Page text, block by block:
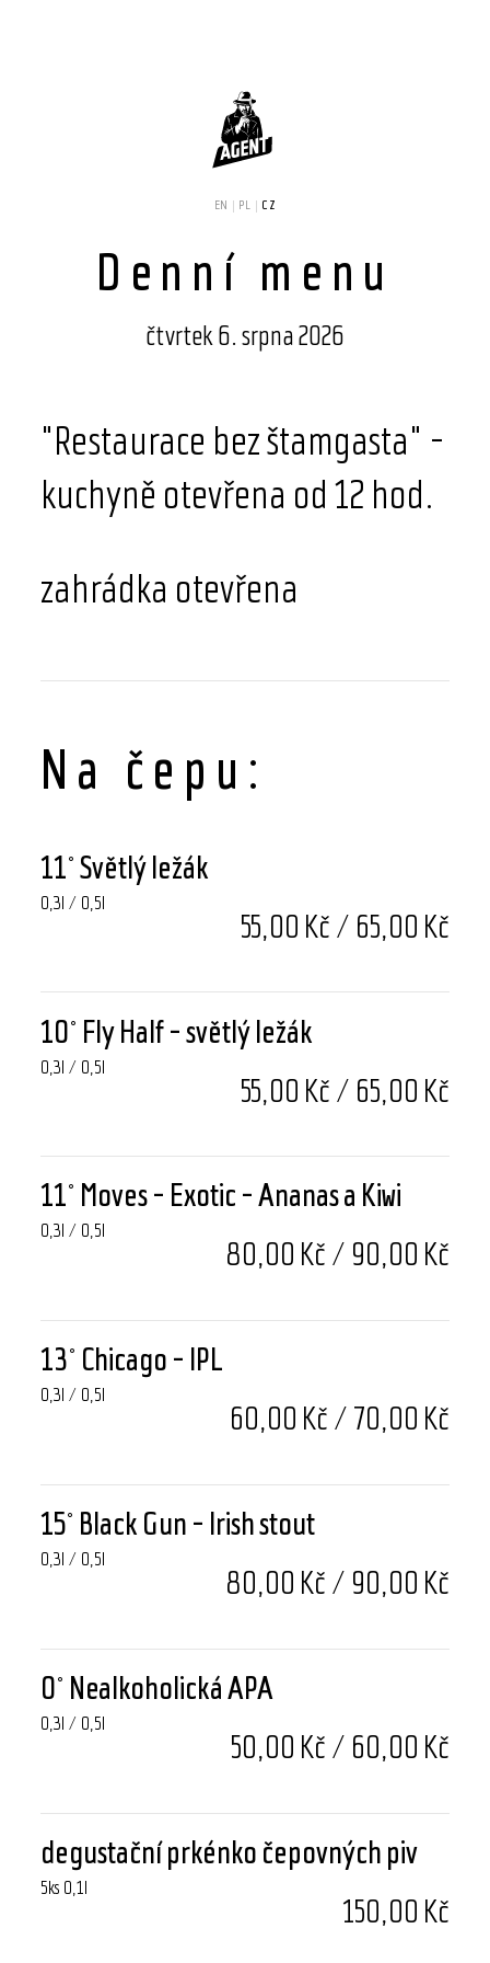
EN PL CZ
Denní menu
čtvrtek 6. srpna 2026
"Restaurace bez štamgasta" -
kuchyně otevřena od 12 hod.
zahrádka otevřena
Na čepu:
11° Světlý ležák
55,00 Kč / 65,00 Kč
0,3l / 0,5l
10° Fly Half - světlý ležák
55,00 Kč / 65,00 Kč
0,3l / 0,5l
11° Moves - Exotic - Ananas a Kiwi
80,00 Kč / 90,00 Kč
0,3l / 0,5l
13° Chicago - IPL
60,00 Kč / 70,00 Kč
0,3l / 0,5l
15° Black Gun - Irish stout
80,00 Kč / 90,00 Kč
0,3l / 0,5l
0° Nealkoholická APA
50,00 Kč / 60,00 Kč
0,3l / 0,5l
degustační prkénko čepovných piv
150,00 Kč
5ks 0,1l